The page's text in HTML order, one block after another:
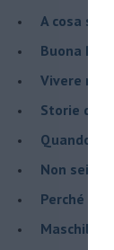
​A cosa
​Buona
​Vivere
​Storie di
​Quando
​Non sei
​Perché